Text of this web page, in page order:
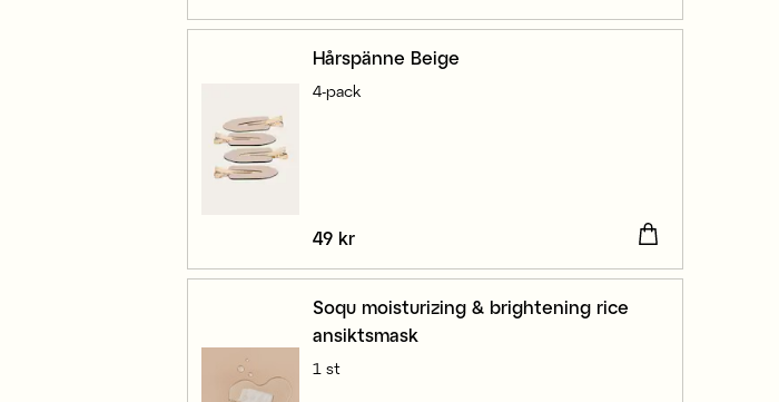
Hårspänne Beige
4-pack
Pris:49 kr
49 kr
Soqu moisturizing & brightening rice
ansiktsmask
1 st